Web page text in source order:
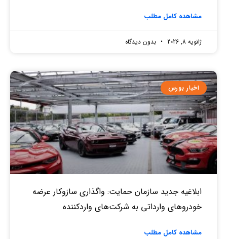
مشاهده کامل مطلب
ژانویه 8, 2026 بدون دیدگاه
اخبار بورس
ابلاغیه جدید سازمان حمایت: واگذاری سازوکار عرضه
خودروهای وارداتی به شرکت‌های واردکننده
مشاهده کامل مطلب